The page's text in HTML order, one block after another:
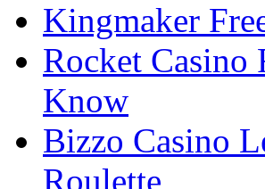
Kingmaker
Rocket Casino
Know
Bizzo Casino
Roulette